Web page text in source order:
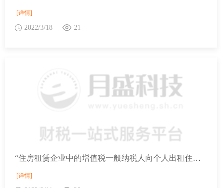
[详情]
2022/3/18 21
“住房租赁企业中的增值税一般纳税人向个人出租住房取得的全部出租收入，可以选择适用简易计税方法，按照5%的征收率减按1.5%计算缴纳增值税”，请问什么是住房租赁企业？
[详情]